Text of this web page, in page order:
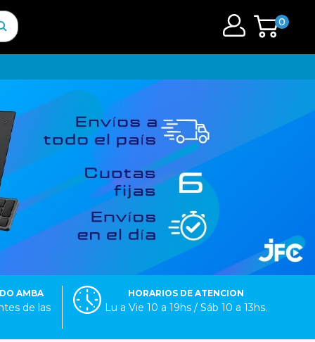
0
AMBA
de las
HORARIOS DE ATENCION
Lu a Vie 10 a 19hs / Sáb 10 a 13hs.